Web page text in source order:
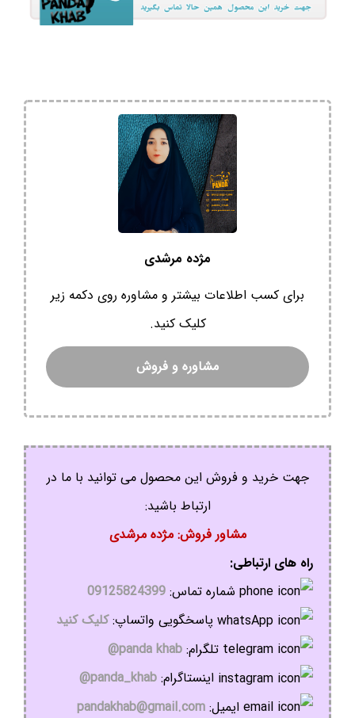
مژده مرشدی
برای کسب اطلاعات بیشتر و مشاوره روی دکمه زیر
کلیک کنید.
مشاوره و فروش
جهت خرید و فروش این محصول می توانید با ما در
ارتباط باشید:
مشاور فروش: مژده مرشدی
راه های ارتباطی:
شماره تماس: 09125824399
پاسخگویی واتساپ:کلیک کنید
تلگرام: panda khab@
اینستاگرام: panda_khab@
ایمیل: pandakhab@gmail.com